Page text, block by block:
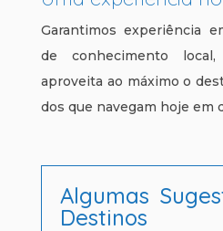
Garantimos experiência
de conhecimento
aproveita ao máximo o
dos que navegam hoje em
Algumas
Destinos